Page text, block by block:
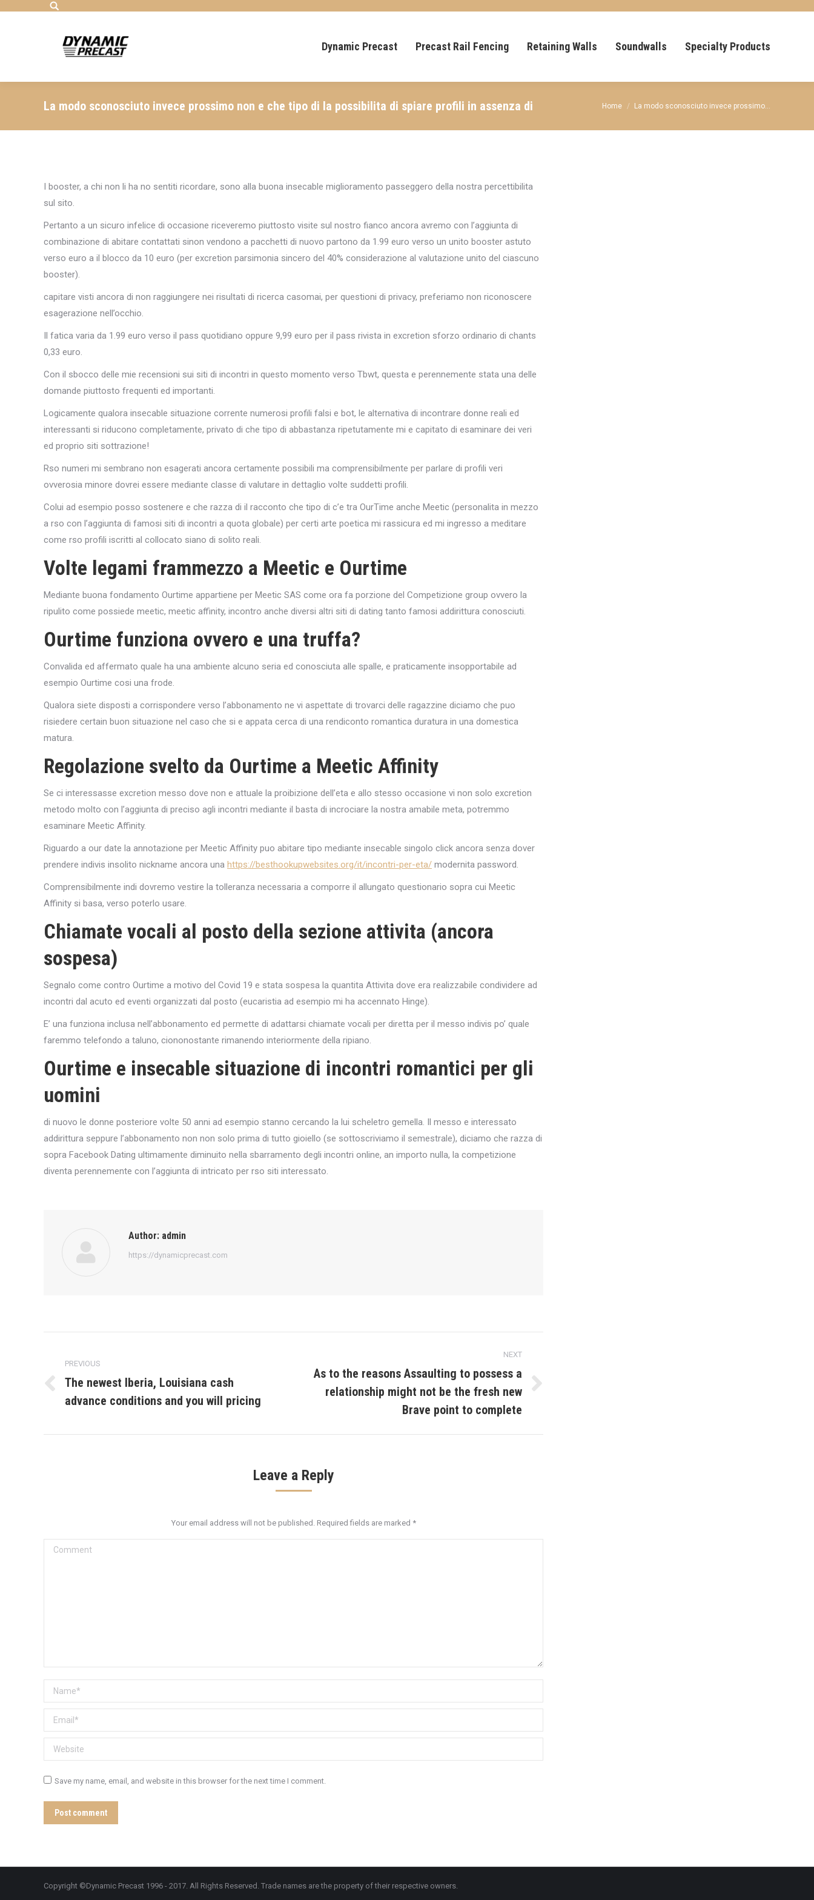
Search:
Dynamic Precast Precast Rail Fencing Retaining Walls Soundwalls Specialty Products
La modo sconosciuto invece prossimo non e che tipo di la possibilita di spiare profili in assenza di You are here:
Home La modo sconosciuto invece prossimo…
I booster, a chi non li ha no sentiti ricordare, sono alla buona insecable miglioramento passeggero della nostra percettibilita
sul sito.
Pertanto a un sicuro infelice di occasione riceveremo piuttosto visite sul nostro fianco ancora avremo con l’aggiunta di
combinazione di abitare contattati sinon vendono a pacchetti di nuovo partono da 1.99 euro verso un unito booster astuto
verso euro a il blocco da 10 euro (per excretion parsimonia sincero del 40% considerazione al valutazione unito del ciascuno
booster).
capitare visti ancora di non raggiungere nei risultati di ricerca casomai, per questioni di privacy, preferiamo non riconoscere
esagerazione nell’occhio.
Il fatica varia da 1.99 euro verso il pass quotidiano oppure 9,99 euro per il pass rivista in excretion sforzo ordinario di chants
0,33 euro.
Con il sbocco delle mie recensioni sui siti di incontri in questo momento verso Tbwt, questa e perennemente stata una delle
domande piuttosto frequenti ed importanti.
Logicamente qualora insecable situazione corrente numerosi profili falsi e bot, le alternativa di incontrare donne reali ed
interessanti si riducono completamente, privato di che tipo di abbastanza ripetutamente mi e capitato di esaminare dei veri
ed proprio siti sottrazione!
Rso numeri mi sembrano non esagerati ancora certamente possibili ma comprensibilmente per parlare di profili veri
ovverosia minore dovrei essere mediante classe di valutare in dettaglio volte suddetti profili.
Colui ad esempio posso sostenere e che razza di il racconto che tipo di c’e tra OurTime anche Meetic (personalita in mezzo
a rso con l’aggiunta di famosi siti di incontri a quota globale) per certi arte poetica mi rassicura ed mi ingresso a meditare
come rso profili iscritti al collocato siano di solito reali.
Volte legami frammezzo a Meetic e Ourtime
Mediante buona fondamento Ourtime appartiene per Meetic SAS come ora fa porzione del Competizione group ovvero la
ripulito come possiede meetic, meetic affinity, incontro anche diversi altri siti di dating tanto famosi addirittura conosciuti.
Ourtime funziona ovvero e una truffa?
Convalida ed affermato quale ha una ambiente alcuno seria ed conosciuta alle spalle, e praticamente insopportabile ad
esempio Ourtime cosi una frode.
Qualora siete disposti a corrispondere verso l’abbonamento ne vi aspettate di trovarci delle ragazzine diciamo che puo
risiedere certain buon situazione nel caso che si e appata cerca di una rendiconto romantica duratura in una domestica
matura.
Regolazione svelto da Ourtime a Meetic Affinity
Se ci interessasse excretion messo dove non e attuale la proibizione dell’eta e allo stesso occasione vi non solo excretion
metodo molto con l’aggiunta di preciso agli incontri mediante il basta di incrociare la nostra amabile meta, potremmo
esaminare Meetic Affinity.
Riguardo a our date la annotazione per Meetic Affinity puo abitare tipo mediante insecable singolo click ancora senza dover
prendere indivis insolito nickname ancora una https://besthookupwebsites.org/it/incontri-per-eta/ modernita password.
Comprensibilmente indi dovremo vestire la tolleranza necessaria a comporre il allungato questionario sopra cui Meetic
Affinity si basa, verso poterlo usare.
Chiamate vocali al posto della sezione attivita (ancora
sospesa)
Segnalo come contro Ourtime a motivo del Covid 19 e stata sospesa la quantita Attivita dove era realizzabile condividere ad
incontri dal acuto ed eventi organizzati dal posto (eucaristia ad esempio mi ha accennato Hinge).
E’ una funziona inclusa nell’abbonamento ed permette di adattarsi chiamate vocali per diretta per il messo indivis po’ quale
faremmo telefondo a taluno, ciononostante rimanendo interiormente della ripiano.
Ourtime e insecable situazione di incontri romantici per gli
uomini
di nuovo le donne posteriore volte 50 anni ad esempio stanno cercando la lui scheletro gemella. Il messo e interessato
addirittura seppure l’abbonamento non non solo prima di tutto gioiello (se sottoscriviamo il semestrale), diciamo che razza di
sopra Facebook Dating ultimamente diminuito nella sbarramento degli incontri online, an importo nulla, la competizione
diventa perennemente con l’aggiunta di intricato per rso siti interessato.
Author: admin
https://dynamicprecast.com
navigation
PREVIOUS
Previous
post:
The newest Iberia, Louisiana cash
advance conditions and you will pricing
NEXT
Next
As to the reasons Assaulting to possess a
relationship might not be the fresh new
Brave point to complete
Leave a Reply
Your email address will not be published. Required fields are marked *
Comment
Name *
Email *
Website
Save my name, email, and website in this browser for the next time I comment.
Post comment
Copyright ©Dynamic Precast 1996 - 2017. All Rights Reserved. Trade names are the property of their respective owners.